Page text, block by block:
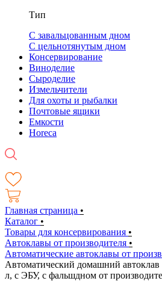
Тип
С завальцованным дном
С цельнотянутым дном
Консервирование
Виноделие
Сыроделие
Измельчители
Для охоты и рыбалки
Почтовые ящики
Емкости
Horeca
Главная страница •
Каталог •
Товары для консервирования •
Автоклавы от производителя •
Автоматические автоклавы от
Автоматический домашний
л, с ЭБУ, с фальшдном от